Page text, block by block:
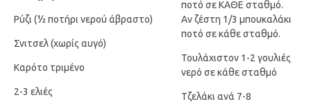
Ρύζι (½ ποτήρι νερού άβραστο)
Σνιτσελ (χωρίς αυγό)
Καρότο τριμένο
2-3 ελιές
ποτό σε ΚΑΘΕ σταθμό.
Αν ζέστη 1/3 μπουκαλάκι
ποτό σε κάθε σταθμό.
Τουλάχιστον 1-2 γουλιές
νερό σε κάθε σταθμό
Τζελάκι ανά 7-8